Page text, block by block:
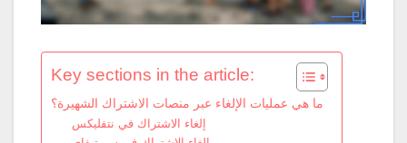
Key sections in the article:
ما هي عمليات الإلغاء عبر منصات الاشتراك الشهيرة؟
إلغاء الاشتراك في نتفليكس